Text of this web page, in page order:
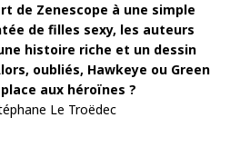
de Zenescope à une simple
de filles sexy, les auteurs
histoire riche et un dessin
oubliés, Hawkeye ou Green
aux héroïnes ?
Le Troëdec